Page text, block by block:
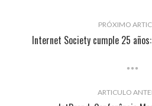
PRÓXIMO
Internet Society cumple 25
ARTICULO